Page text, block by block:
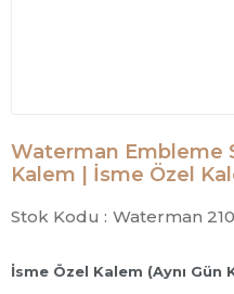
Waterman Embleme
Kalem | İsme Özel
Stok Kodu : Waterman
İsme Özel Kalem (Aynı Gün